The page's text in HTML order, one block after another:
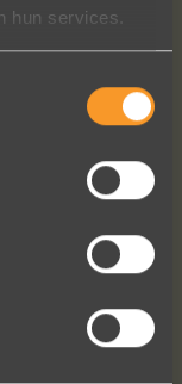
hun services.